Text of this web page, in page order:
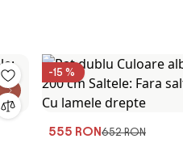
-15 %
555 RON652 RON